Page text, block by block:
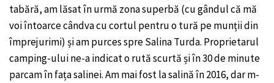
tabără, am lăsat în urmă zona superbă (cu gândul că mă
voi întoarce cândva cu cortul pentru o tură pe munții din
împrejurimi) și am purces spre Salina Turda. Proprietarul
camping-ului ne-a indicat o rută scurtă și în 30 de minute
parcam în fața salinei. Am mai fost la salină în 2016, dar m-